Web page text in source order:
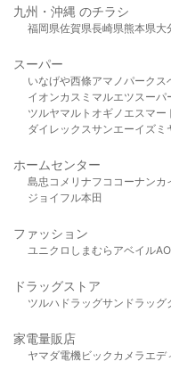
九州・沖縄 のチラシ
福岡県佐賀県長崎県熊本県大
スーパー
いなげや西條アマノパークス
イオンカスミ マルエツスーパ
ツルヤマルト オギノ エスマー
ダイレックスサンエーイズミ
ホームセンター
島忠 コメリ ナフコ コーナンカ
ジョイフル本田
ファッション
ユニクロ しまむら アベイル
ドラッグストア
ツルハドラッグサンドラッグ
家電量販店
ヤマダ電機ビックカメラ エデ